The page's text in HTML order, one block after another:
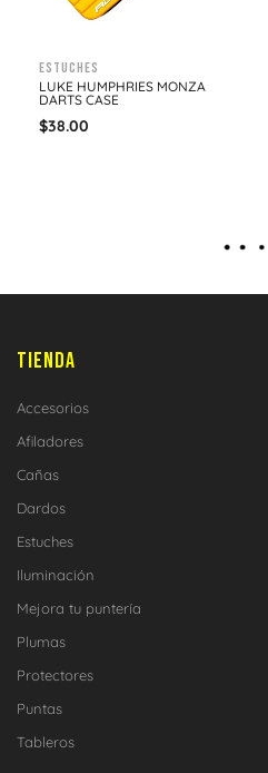
Estuches
LUKE HUMPHRIES MONZA
DARTS CASE
$38.00
TIENDA
Accesorios
Afiladores
Cañas
Dardos
Estuches
Iluminación
Mejora tu puntería
Plumas
Protectores
Puntas
Tableros